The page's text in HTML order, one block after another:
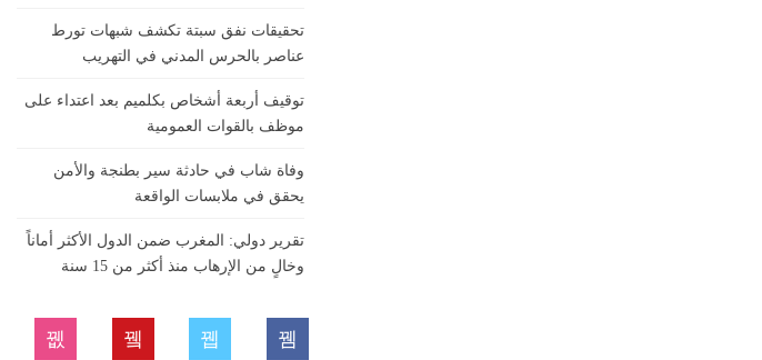
تحقيقات نفق سبتة تكشف شبهات تورط
عناصر بالحرس المدني في التهريب
توقيف أربعة أشخاص بكلميم بعد اعتداء على
موظف بالقوات العمومية
وفاة شاب في حادثة سير بطنجة والأمن
يحقق في ملابسات الواقعة
تقرير دولي: المغرب ضمن الدول الأكثر أماناً
وخالٍ من الإرهاب منذ أكثر من 15 سنة